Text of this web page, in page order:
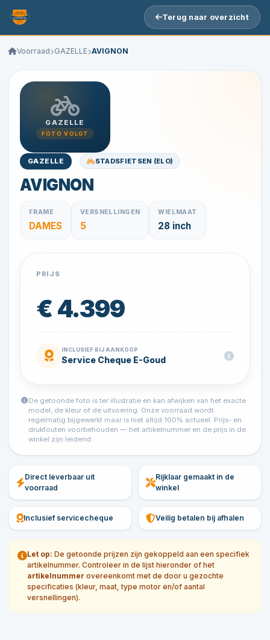
Terug naar overzicht
Voorraad GAZELLE AVIGNON
GAZELLE
FOTO VOLGT
GAZELLE STADSFIETSEN (ELO)
AVIGNON
FRAME
DAMES
VERSNELLINGEN
5
WIELMAAT
28 inch
PRIJS
€ 4.399
INCLUSIEF BIJ AANKOOP
Service Cheque E-Goud
De getoonde foto is ter illustratie en kan afwijken van het exacte
model, de kleur of de uitvoering. Onze voorraad wordt
regelmatig bijgewerkt maar is niet altijd 100% actueel. Prijs- en
drukfouten voorbehouden — het artikelnummer en de prijs in de
winkel zijn leidend.
Direct leverbaar uit
voorraad
Rijklaar gemaakt in de
winkel
Inclusief servicecheque Veilig betalen bij afhalen
Let op: De getoonde prijzen zijn gekoppeld aan een specifiek
artikelnummer. Controleer in de lijst hieronder of het
artikelnummer overeenkomt met de door u gezochte
specificaties (kleur, maat, type motor en/of aantal
versnellingen).